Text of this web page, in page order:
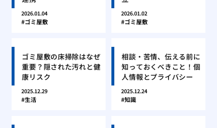
2026.01.04
ゴミ屋敷
2026.01.02
ゴミ屋敷
ゴミ屋敷の床掃除はなぜ
重要？隠された汚れと健
康リスク
2025.12.29
生活
相談・苦情、伝える前に
知っておくべきこと！個
人情報とプライバシー
2025.12.24
知識